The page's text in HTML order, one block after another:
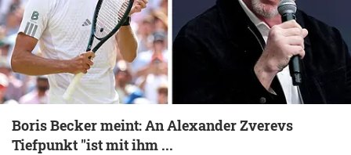
Boris Becker meint: An Alexander Zverevs
Tiefpunkt "ist mit ihm ...